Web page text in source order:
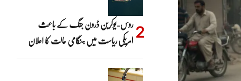
روس-یوکرین ڈرون جنگ کے باعث
امریکی ریاست میں ہنگامی حالت کا اعلان